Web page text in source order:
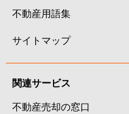
不動産用語集
サイトマップ
関連サービス
不動産売却の窓口